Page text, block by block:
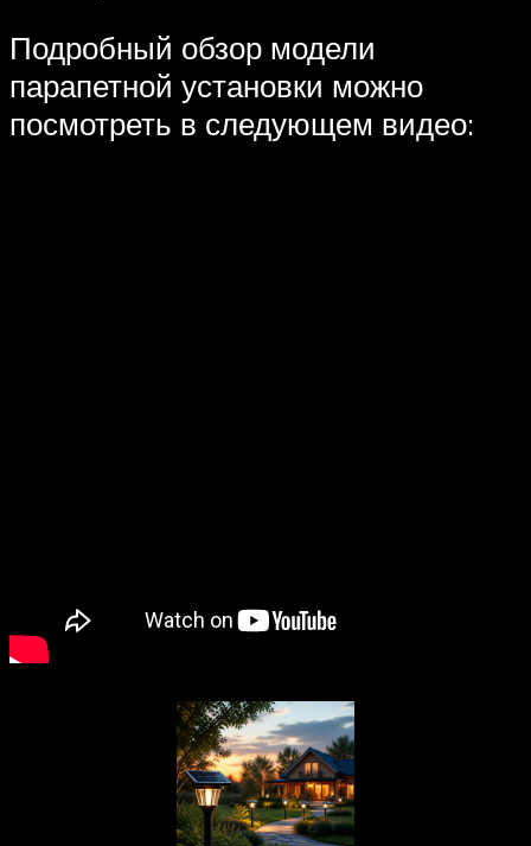
Подробный обзор модели
парапетной установки можно
посмотреть в следующем видео: